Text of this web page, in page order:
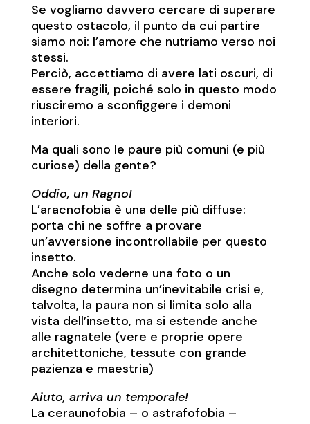
Se vogliamo davvero cercare di superare
questo ostacolo, il punto da cui partire
siamo noi: l’amore che nutriamo verso noi
stessi.
Perciò, accettiamo di avere lati oscuri, di
essere fragili, poiché solo in questo modo
riusciremo a sconfiggere i demoni
interiori.
Ma quali sono le paure più comuni (e più
curiose) della gente?
Oddio, un Ragno!
L’aracnofobia è una delle più diffuse:
porta chi ne soffre a provare
un’avversione incontrollabile per questo
insetto.
Anche solo vederne una foto o un
disegno determina un’inevitabile crisi e,
talvolta, la paura non si limita solo alla
vista dell’insetto, ma si estende anche
alle ragnatele (vere e proprie opere
architettoniche, tessute con grande
pazienza e maestria)
Aiuto, arriva un temporale!
La ceraunofobia – o astrafofobia –